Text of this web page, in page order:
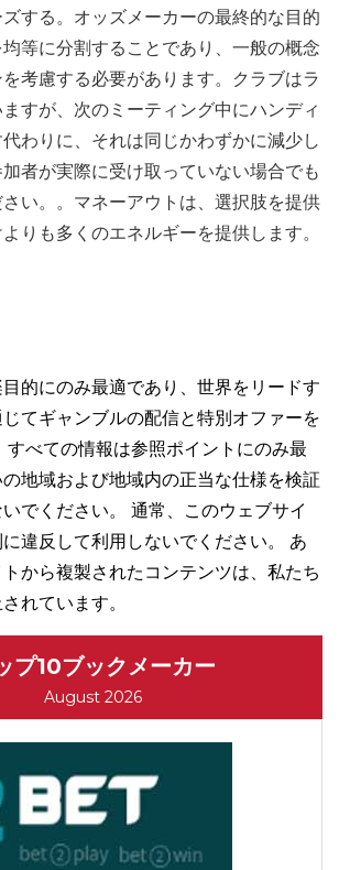
する。オッズメーカーの最終的な目的
等に分割することであり、一般の概念
考慮する必要があります。クラブはラ
すが、次のミーティング中にハンディ
わりに、それは同じかわずかに減少し
者が実際に受け取っていない場合でも
い。。マネーアウトは、選択肢を提供
りも多くのエネルギーを提供します。
的にのみ最適であり、世界をリードす
てギャンブルの配信と特別オファーを
すべての情報は参照ポイントにのみ最
地域および地域内の正当な仕様を検証
でください。 通常、このウェブサイ
に違反して利用しないでください。 あ
から複製されたコンテンツは、私たち
れています。
プ10ブックメーカー
August 2026